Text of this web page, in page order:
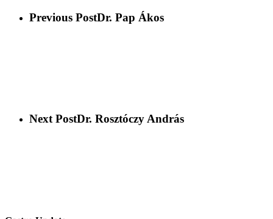
Previous PostDr. Pap Ákos
Next PostDr. Rosztóczy András